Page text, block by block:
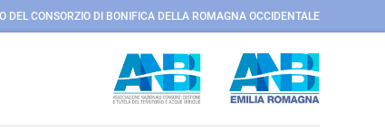
DEL CONSORZIO DI BONIFICA DELLA ROMAGNA OCCIDENTALE